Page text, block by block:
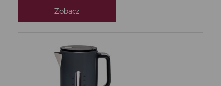
Zobacz